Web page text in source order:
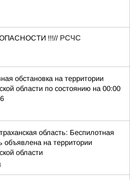
!!!// РСЧС
обстановка на территории
области по состоянию на 00:00
область: Беспилотная
объявлена на территории
области